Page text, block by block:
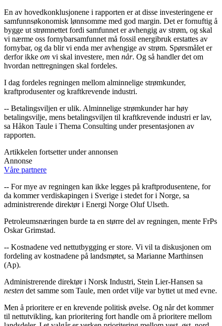
En av hovedkonklusjonene i rapporten er at disse investeringene er
samfunnsøkonomisk lønnsomme med god margin. Det er fornuftig å
bygge ut strømnettet fordi samfunnet er avhengig av strøm, og skal
vi nærme oss fornybarsamfunnet må fossil energibruk erstattes av
fornybar, og da blir vi enda mer avhengige av strøm. Spørsmålet er
derfor ikke om vi skal investere, men når. Og så handler det om
hvordan nettregningen skal fordeles.
I dag fordeles regningen mellom alminnelige strømkunder,
kraftprodusenter og kraftkrevende industri.
-- Betalingsviljen er ulik. Alminnelige strømkunder har høy
betalingsvilje, mens betalingsviljen til kraftkrevende industri er lav,
sa Håkon Taule i Thema Consulting under presentasjonen av
rapporten.
Artikkelen fortsetter under annonsen
Annonse
Våre partnere
-- For mye av regningen kan ikke legges på kraftprodusentene, for
da kommer verdiskapingen i Sverige i stedet for i Norge, sa
administrerende direktør i Energi Norge Oluf Ulseth.
Petroleumsnæringen burde ta en større del av regningen, mente FrPs
Oskar Grimstad.
-- Kostnadene ved nettutbygging er store. Vi vil ta diskusjonen om
fordeling av kostnadene på landsmøtet, sa Marianne Marthinsen
(Ap).
Administrerende direktør i Norsk Industri, Stein Lier-Hansen sa
nesten det samme som Taule, men ordet vilje var byttet ut med evne.
Men å prioritere er en krevende politisk øvelse. Og når det kommer
til nettutvikling, kan prioritering fort handle om å prioritere mellom